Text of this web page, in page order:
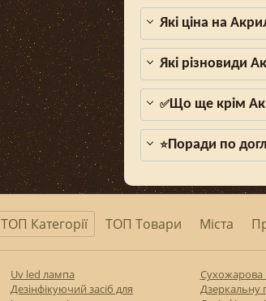
Які ціна на
Які різновиди
✅Що ще крім
⭐Поради по
ТОП Категорії ТОП Товари Міста
Uv led лампа
Дезінфікуючий засіб для
Дзеркальну